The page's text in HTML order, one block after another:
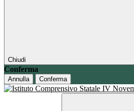
Chiudi
Conferma
Annulla Conferma